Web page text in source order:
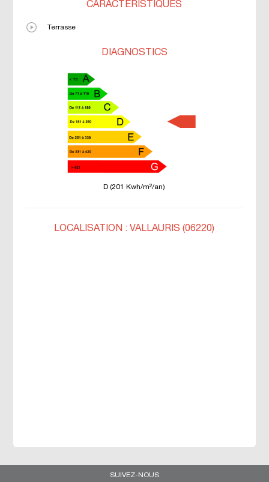
CARACTÉRISTIQUES
Terrasse
DIAGNOSTICS
D (201 Kwh/m²/an)
LOCALISATION : VALLAURIS (06220)
SUIVEZ-NOUS